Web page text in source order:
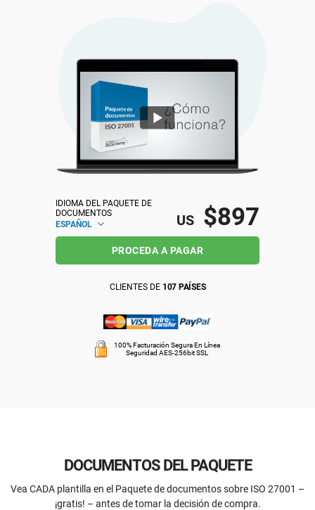
ISO 17025
IATF 16949
AS9100
Productos sanitarios
Aeroespacial
Automoción
Laboratorios
IDIOMA DEL PAQUETE DE
DOCUMENTOS
ESPAÑOL
US $897
PROCEDA A PAGAR
CLIENTES DE 107 PAÍSES
100% Facturación Segura En Línea
Seguridad AES-256bit SSL
DOCUMENTOS DEL PAQUETE
Vea CADA plantilla en el Paquete de documentos sobre ISO 27001 –
¡gratis! – antes de tomar la decisión de compra.